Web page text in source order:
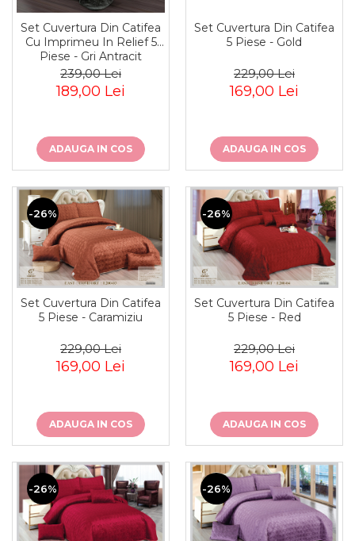
Set Cuvertura Din Catifea
Cu Imprimeu In Relief 5
Piese - Gri Antracit
239,00 Lei
189,00 Lei
ADAUGA IN COS
Set Cuvertura Din Catifea
5 Piese - Gold
229,00 Lei
169,00 Lei
ADAUGA IN COS
-26%
Set Cuvertura Din Catifea
5 Piese - Caramiziu
229,00 Lei
169,00 Lei
ADAUGA IN COS
-26%
Set Cuvertura Din Catifea
5 Piese - Red
229,00 Lei
169,00 Lei
ADAUGA IN COS
-26% -26%